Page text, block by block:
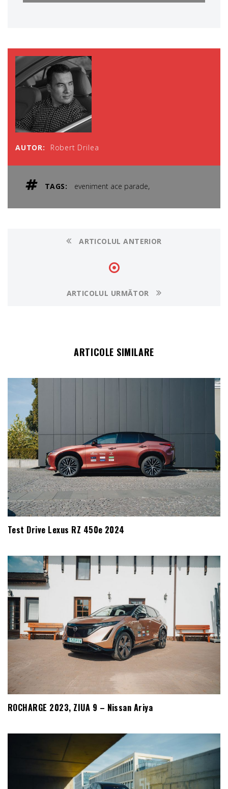
AUTOR: Robert Drilea
TAGS: eveniment ace parade,
ARTICOLUL ANTERIOR
ARTICOLUL URMĂTOR
ARTICOLE SIMILARE
Test Drive Lexus RZ 450e 2024
ROCHARGE 2023, ZIUA 9 – Nissan Ariya